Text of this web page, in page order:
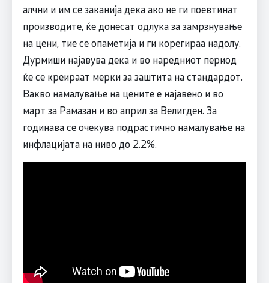
алчни и им се заканија дека ако не ги поевтинат
производите, ќе донесат одлука за замрзнување
на цени, тие се опаметија и ги корегираа надолу.
Дурмиши најавува дека и во наредниот период
ќе се креираат мерки за заштита на стандардот.
Вакво намалување на цените е најавено и во
март за Рамазан и во април за Велигден. За
годинава се очекува подрастично намалување на
инфлацијата на ниво до 2.2%.